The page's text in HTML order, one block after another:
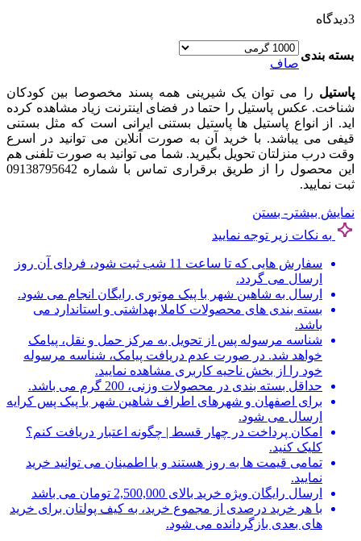
3دیدگاه
بسته بندی
صاف
پاستیل را می توان یک شیرینی همه پسند مخصوصا بین کودکان
شناخت. عکس پاستیل را حتما در فضای اینترنت زیاد مشاهده کرده
اید. از انواع پاستیل ها پاستیل بستنی ایرانی است که مثل بستنی
قیفی می یباشد. با خرید آن به صورت آنلاین می توانید در اسرع
وقت درب منزلتان تحویل بگیرید. شما می توانید به صورت تلفنی هم
این محصول را از طریق برقراری تماس با شماره 09138795642
ثبت نمایید.
نمایش بیشتر - بستن
به نکات زیر توجه نمایید
سفارش هایی که تا ساعت 11 شب ثبت شود، فردای آن روز
ارسال می گردد.
ارسال به شاهین شهر با پیک موتوری رایگان انجام می شود.
بسته بندی های محصولات کاملا بهداشتی و استاندارد می
باشد.
شناسه مرسوله پس از تحویل به مرکز حمل و نقل، پیامک
خواهد شد. در صورت عدم دریافت پیامک، شناسه مرسوله
خود را از بخش ناحیه کاربری مشاهده نمایید.
حداقل بسته بندی در محصولات وزنی، 200 گرم می باشد.
برای اصفهان و شهرهای اطراف شاهین شهر با پیک پس کرایه
ارسال می شود.
امکان پرداخت در چهار قسط | چگونه اعتبار دریافت کنم؟
کلیک کنید.
تمامی قیمت ها به روز هستند و با اطمینان می توانید خرید
نمایید.
ارسال رایگان ویژه خرید بالای 2,500,000 تومان می باشد
با هر خرید درصدی از مجموع خرید، به کیف پولتان برای خرید
های بعدی بازگردانده می شود.